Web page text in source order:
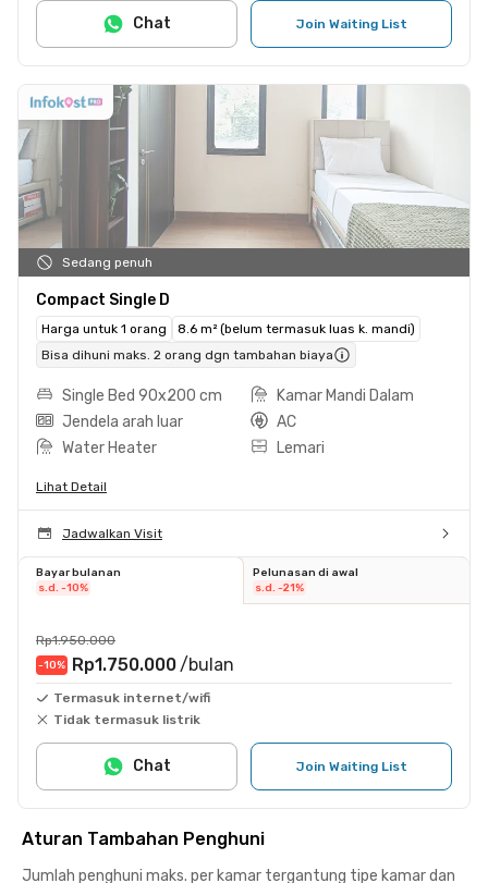
Join Waiting List
Chat
Sedang penuh
Compact Single D
Harga untuk 1 orang
8.6 m² (belum termasuk luas k. mandi)
Bisa dihuni maks. 2 orang dgn tambahan biaya
Single Bed 90x200 cm
Kamar Mandi Dalam
Jendela arah luar
AC
Water Heater
Lemari
Lihat Detail
Jadwalkan Visit
Bayar bulanan
s.d. -10%
Pelunasan di awal
s.d. -21%
Rp1.950.000
-10% Rp1.750.000 /bulan
Termasuk internet/wifi
Tidak termasuk listrik
Join Waiting List
Chat
Aturan Tambahan Penghuni
Jumlah penghuni maks. per kamar tergantung tipe kamar dan